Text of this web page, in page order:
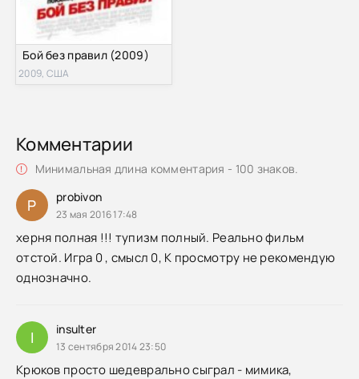
Бой без правил (2009)
2009, США
Комментарии
Минимальная длина комментария - 100 знаков.
P probivon
23 мая 2016 17:48
херня полная !!! тупизм полный. Реально фильм
отстой. Игра 0 , смысл 0, К просмотру не рекомендую
однозначно.
I insulter
13 сентября 2014 23:50
Крюков просто шедеврально сыграл - мимика,